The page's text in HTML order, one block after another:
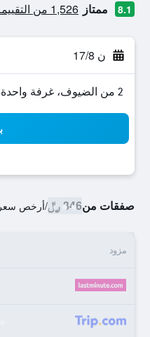
8.1 ممتاز 1,526 من التقييمات تم التحقق منها
ن 17/8
2 من الضيوف، غرفة واحدة
صفقات من346 ﷼ /أرخص سعر
مزود